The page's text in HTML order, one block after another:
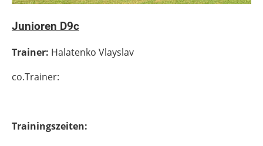
Junioren D9c
Trainer: Halatenko Vlayslav
co.Trainer:
Trainingszeiten: